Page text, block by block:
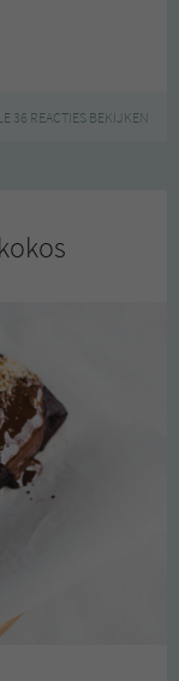
,SPECULAAS
36 REACTIES BEKIJKEN